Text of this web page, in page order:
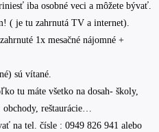
iba osobné veci a môžete bývať.
( je tu zahrnutá TV a internet).
1x mesačné nájomné +
sú vítané.
tu máte všetko na dosah- školy,
obchody, reštaurácie…
na tel. čísle : 0949 826 941 alebo